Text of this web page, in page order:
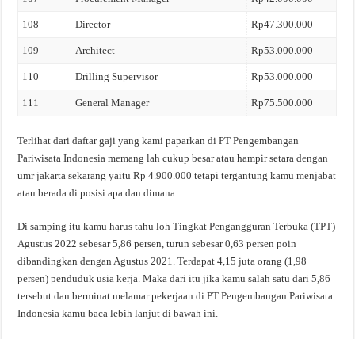
108 Director Rp47.300.000
109 Architect Rp53.000.000
110 Drilling Supervisor Rp53.000.000
111 General Manager Rp75.500.000
Terlihat dari daftar gaji yang kami paparkan di PT Pengembangan
Pariwisata Indonesia memang lah cukup besar atau hampir setara dengan
umr jakarta sekarang yaitu Rp 4.900.000 tetapi tergantung kamu menjabat
atau berada di posisi apa dan dimana.
Di samping itu kamu harus tahu loh Tingkat Pengangguran Terbuka (TPT)
Agustus 2022 sebesar 5,86 persen, turun sebesar 0,63 persen poin
dibandingkan dengan Agustus 2021. Terdapat 4,15 juta orang (1,98
persen) penduduk usia kerja. Maka dari itu jika kamu salah satu dari 5,86
tersebut dan berminat melamar pekerjaan di PT Pengembangan Pariwisata
Indonesia kamu baca lebih lanjut di bawah ini.